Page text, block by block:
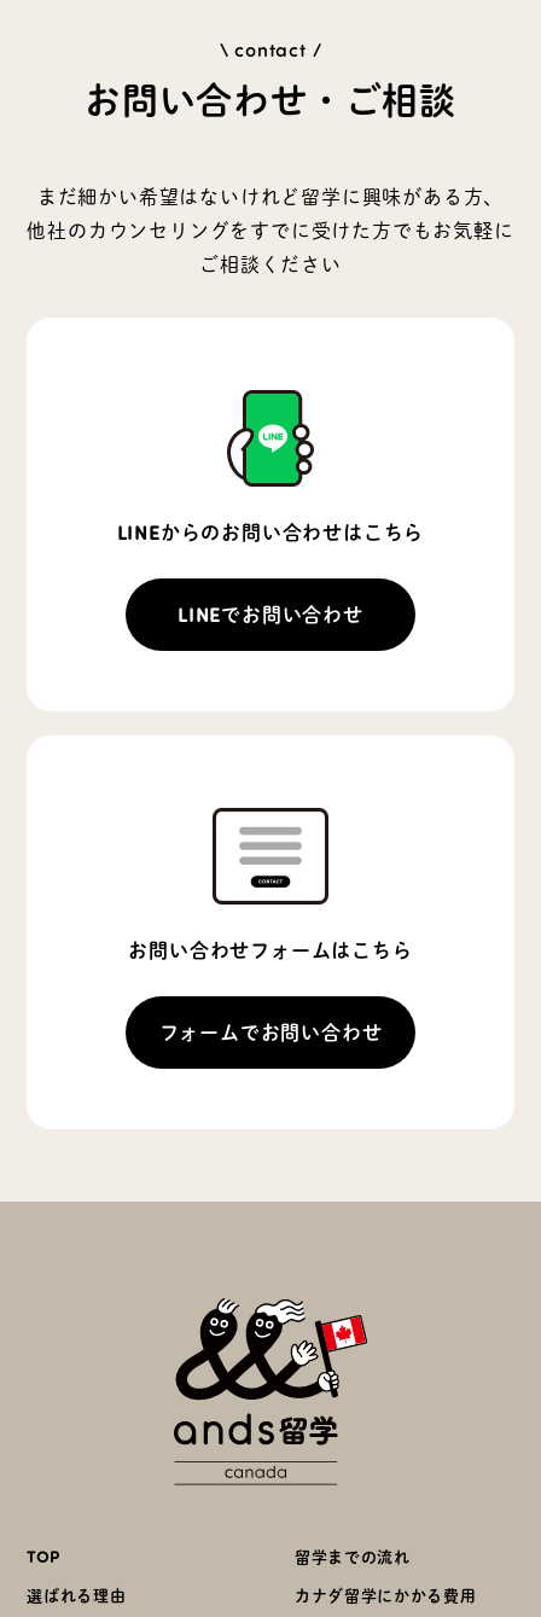
\ contact /
お問い合わせ・ご相談
まだ細かい希望はないけれど留学に興味がある方、
他社のカウンセリングをすでに受けた方でもお気軽に
ご相談ください
LINEからのお問い合わせはこちら
LINEでお問い合わせ
お問い合わせフォームはこちら
フォームでお問い合わせ
TOP
選ばれる理由
留学までの流れ
カナダ留学にかかる費用